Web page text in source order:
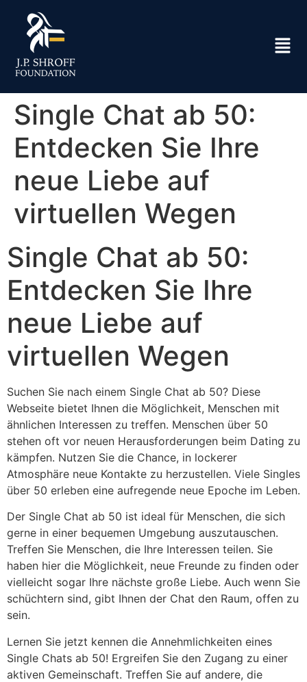
Single Chat ab 50:
Entdecken Sie Ihre
neue Liebe auf
virtuellen Wegen
Single Chat ab 50:
Entdecken Sie Ihre
neue Liebe auf
virtuellen Wegen
Suchen Sie nach einem Single Chat ab 50? Diese
Webseite bietet Ihnen die Möglichkeit, Menschen mit
ähnlichen Interessen zu treffen. Menschen über 50
stehen oft vor neuen Herausforderungen beim Dating zu
kämpfen. Nutzen Sie die Chance, in lockerer
Atmosphäre neue Kontakte zu herzustellen. Viele Singles
über 50 erleben eine aufregende neue Epoche im Leben.
Der Single Chat ab 50 ist ideal für Menschen, die sich
gerne in einer bequemen Umgebung auszutauschen.
Treffen Sie Menschen, die Ihre Interessen teilen. Sie
haben hier die Möglichkeit, neue Freunde zu finden oder
vielleicht sogar Ihre nächste große Liebe. Auch wenn Sie
schüchtern sind, gibt Ihnen der Chat den Raum, offen zu
sein.
Lernen Sie jetzt kennen die Annehmlichkeiten eines
Single Chats ab 50! Ergreifen Sie den Zugang zu einer
aktiven Gemeinschaft. Treffen Sie auf andere, die